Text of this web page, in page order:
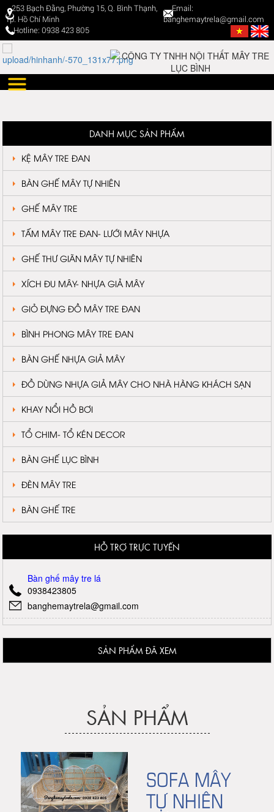
253 Bạch Đằng, Phường 15, Q. Bình Thạnh,
Tp. Hồ Chí Minh
Email:
banghemaytrela@gmail.com
Hotline: 0938 423 805
DANH MỤC SẢN PHẨM
KỆ MÂY TRE ĐAN
BÀN GHẾ MÂY TỰ NHIÊN
GHẾ MÂY TRE
TẤM MÂY TRE ĐAN- LƯỚI MÂY NHỰA
GHẾ THƯ GIÃN MÂY TỰ NHIÊN
XÍCH ĐU MÂY- NHỰA GIẢ MÂY
GIỎ ĐỰNG ĐỒ MÂY TRE ĐAN
BÌNH PHONG MÂY TRE ĐAN
BÀN GHẾ NHỰA GIẢ MÂY
ĐỒ DÙNG NHỰA GIẢ MÂY CHO NHÀ HÀNG KHÁCH SẠN
KHAY NỔI HỒ BƠI
TỔ CHIM- TỔ KÉN DECOR
BÀN GHẾ LỤC BÌNH
ĐÈN MÂY TRE
BÀN GHẾ TRE
HỖ TRỢ TRỰC TUYẾN
Bàn ghế mây tre lá
0938423805
banghemaytrela@gmail.com
SẢN PHẨM ĐÃ XEM
SẢN PHẨM
SOFA MÂY
TỰ NHIÊN